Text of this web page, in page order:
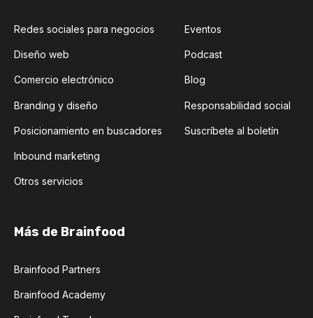
Redes sociales para negocios
Diseño web
Comercio electrónico
Branding y diseño
Posicionamiento en buscadores
Inbound marketing
Otros servicios
Eventos
Podcast
Blog
Responsabilidad social
Suscríbete al boletín
Más de Brainfood
Brainfood Partners
Brainfood Academy